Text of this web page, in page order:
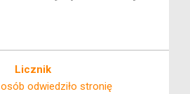
Licznik
osób odwiedziło stronię